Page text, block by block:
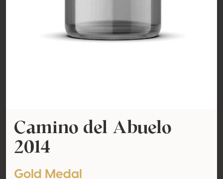
Camino del Abuelo
2014
Gold Medal